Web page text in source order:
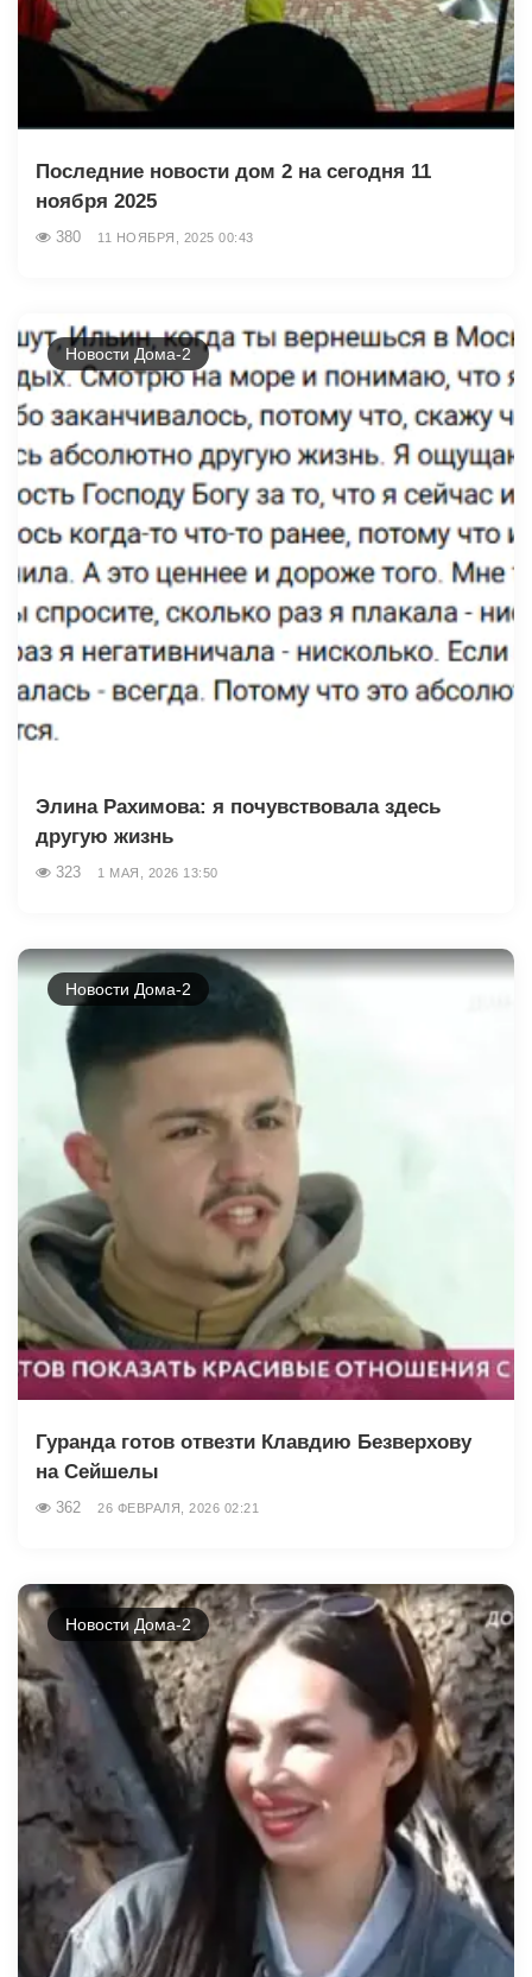
Последние новости дом 2 на сегодня 11
ноября 2025
380 11 НОЯБРЯ, 2025 00:43
Новости Дома-2
Элина Рахимова: я почувствовала здесь
другую жизнь
323 1 МАЯ, 2026 13:50
Новости Дома-2
Гуранда готов отвезти Клавдию Безверхову
на Сейшелы
362 26 ФЕВРАЛЯ, 2026 02:21
Новости Дома-2